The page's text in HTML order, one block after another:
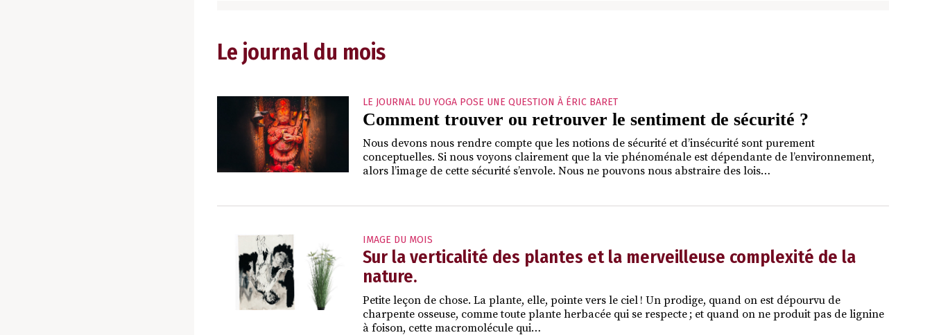
Le journal du mois
LE JOURNAL DU YOGA POSE UNE QUESTION À ÉRIC BARET
Comment trouver ou retrouver le sentiment de sécurité ?
Nous devons nous rendre compte que les notions de sécurité et d’insécurité sont purement
conceptuelles. Si nous voyons clairement que la vie phénoménale est dépendante de l’environnement,
alors l’image de cette sécurité s’envole. Nous ne pouvons nous abstraire des lois…
IMAGE DU MOIS
Sur la verticalité des plantes et la merveilleuse complexité de la
nature.
Petite leçon de chose. La plante, elle, pointe vers le ciel ! Un prodige, quand on est dépourvu de
charpente osseuse, comme toute plante herbacée qui se respecte ; et quand on ne produit pas de lignine
à foison, cette macromolécule qui…